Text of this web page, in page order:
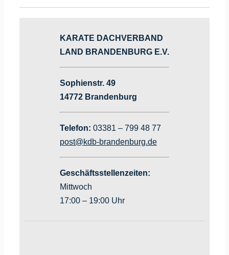
KARATE DACHVERBAND
LAND BRANDENBURG E.V.
Sophienstr. 49
14772 Brandenburg
Telefon: 03381 – 799 48 77
post@kdb-brandenburg.de
Geschäftsstellenzeiten:
Mittwoch
17:00 – 19:00 Uhr